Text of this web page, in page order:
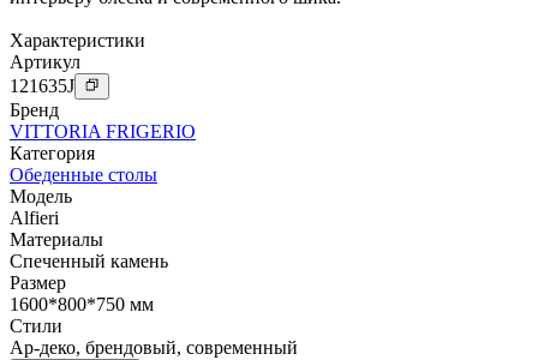
Характеристики
Артикул
121635J
Бренд
VITTORIA FRIGERIO
Категория
Обеденные столы
Модель
Alfieri
Материалы
Спеченный камень
Размер
1600*800*750 мм
Стили
Ар-деко, брендовый, современный